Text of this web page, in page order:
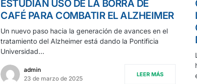
ESTUDIAN USO DE LA BORRA DE
CAFÉ PARA COMBATIR EL ALZHEIMER
Un nuevo paso hacia la generación de avances en el
tratamiento del Alzheimer está dando la Pontificia
Universidad…
admin
23 de marzo de 2025
LEER MÁS